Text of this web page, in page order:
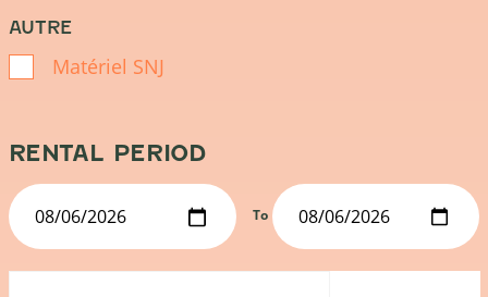
AUTRE
Matériel SNJ
RENTAL PERIOD
To